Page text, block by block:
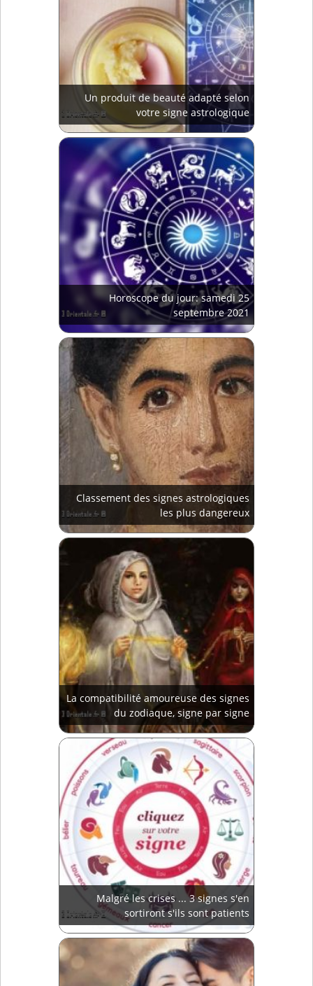
Un produit de beauté adapté selon
votre signe astrologique
Horoscope du jour: samedi 25
septembre 2021
Classement des signes astrologiques
les plus dangereux
La compatibilité amoureuse des signes
du zodiaque, signe par signe
Malgré les crises ... 3 signes s'en
sortiront s'ils sont patients